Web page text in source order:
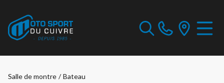
Salle de montre / Bateau